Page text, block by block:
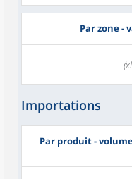
Par zone -
Importations
Par produit -